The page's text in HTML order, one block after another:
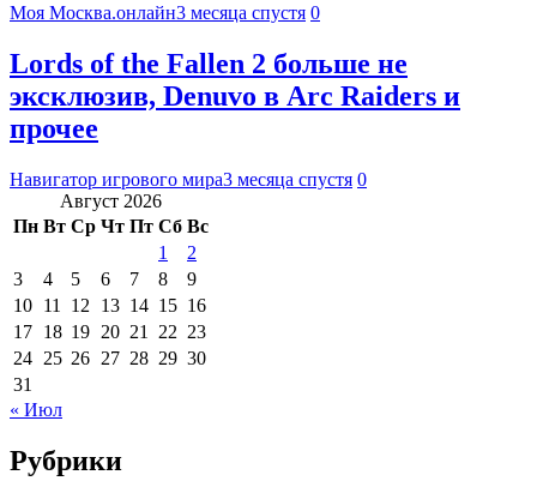
Моя Москва.онлайн3 месяца спустя 0
Lords of the Fallen 2 больше не
эксклюзив, Denuvo в Arc Raiders и
прочее
Навигатор игрового мира3 месяца спустя 0
Август 2026
Пн Вт Ср Чт Пт Сб Вс
1
2
3
4 5 6 7 8
9
10 11 12 13 14 15 16
17 18 19 20 21 22 23
24 25 26 27 28 29 30
31
« Июл
Рубрики